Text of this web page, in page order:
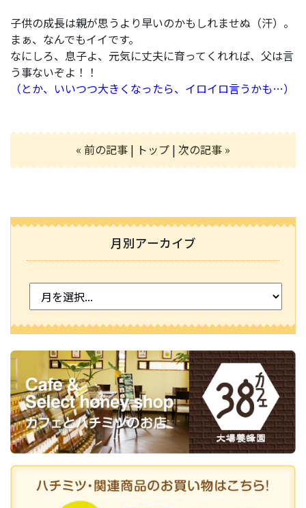
子供の成長は親が思うより早いのかもしれませぬ（汗）。
まぁ、なんでもイイです。
なにしろ、息子よ、元気に丈夫に育ってくれれば、父は言
う事ないぞよ！！
（とか、いいつつ大きくなったら、イロイロ言うかも…）
« 前の記事 | トップ | 次の記事 »
月別アーカイブ